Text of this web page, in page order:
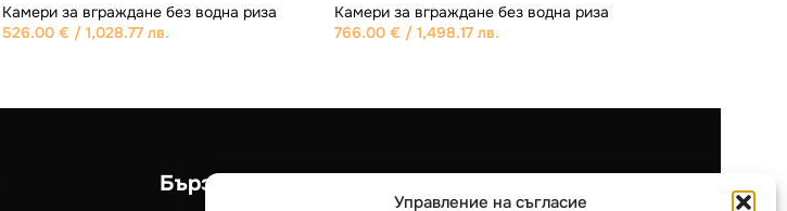
Управление на съгласие
Камери за вграждане без водна риза
478.00 € / 934.89 лв.
Камери за вграждане без водна риза
562.00€ / 1,099.18 лв.
Бързи връзки